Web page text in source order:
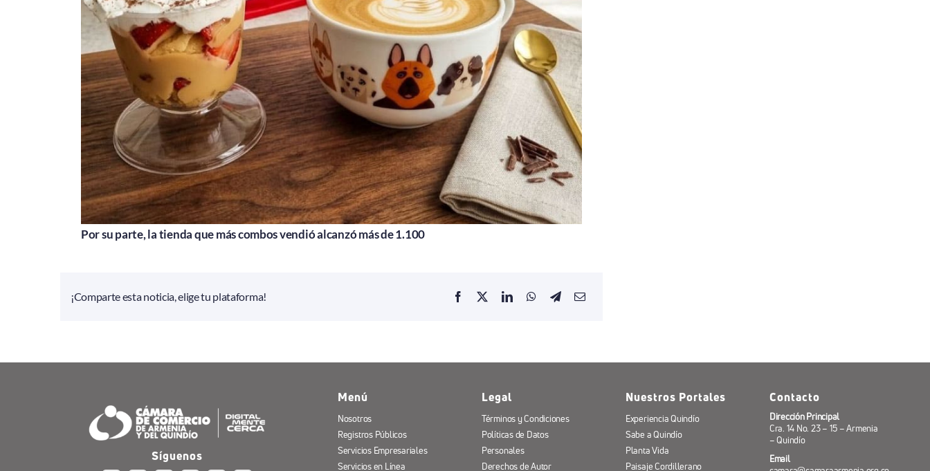
Por su parte, la tienda que más combos vendió alcanzó más de 1.100
¡Comparte esta noticia, elige tu plataforma!
Síguenos
Menú
Nosotros
Registros Públicos
Servicios Empresariales
Servicios en Línea
Legal
Términos y Condiciones
Políticas de Datos
Personales
Derechos de Autor
Nuestros Portales
Experiencia Quindío
Sabe a Quindío
Planta Vida
Paisaje Cordillerano
Contacto
Dirección Principal
Cra. 14 No. 23 – 15 – Armenia
– Quindío
Email